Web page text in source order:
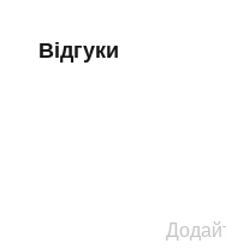
Відгуки